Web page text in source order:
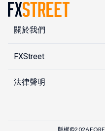
關於我們
FXStreet
法律聲明
版權©2026